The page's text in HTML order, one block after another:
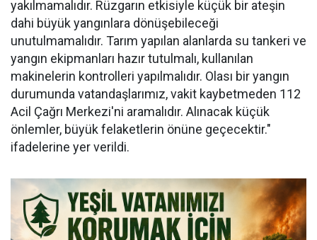
yakılmamalıdır. Rüzgarın etkisiyle küçük bir ateşin
dahi büyük yangınlara dönüşebileceği
unutulmamalıdır. Tarım yapılan alanlarda su tankeri ve
yangın ekipmanları hazır tutulmalı, kullanılan
makinelerin kontrolleri yapılmalıdır. Olası bir yangın
durumunda vatandaşlarımız, vakit kaybetmeden 112
Acil Çağrı Merkezi'ni aramalıdır. Alınacak küçük
önlemler, büyük felaketlerin önüne geçecektir."
ifadelerine yer verildi.